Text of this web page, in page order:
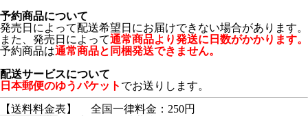
予約商品について
発売日によって配送希望日にお届けできない場合があります。
また、発売日によって通常商品より発送に日数がかかります。
予約商品は通常商品と同梱発送できません。
配送サービスについて
日本郵便のゆうパケット でお送りします。
【送料料金表】
全国一律料金：250円